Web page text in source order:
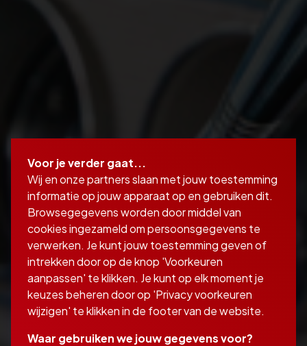
Voor je verder gaat...
Wij en onze partners slaan met jouw toestemming
informatie op jouw apparaat op en gebruiken dit.
Browsegegevens worden door middel van
cookies ingezameld om persoonsgegevens te
verwerken. Je kunt jouw toestemming geven of
intrekken door op de knop 'Voorkeuren
aanpassen' te klikken. Je kunt op elk moment je
keuzes beheren door op 'Privacy voorkeuren
wijzigen' te klikken in de footer van de website.
Waar gebruiken we jouw gegevens voor?